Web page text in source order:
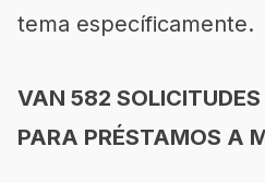
tema específicamente.
VAN 582
PARA PRÉSTAMOS A